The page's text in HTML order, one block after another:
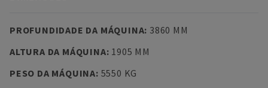
PROFUNDIDADE DA MÁQUINA: 3860 MM
ALTURA DA MÁQUINA: 1905 MM
PESO DA MÁQUINA: 5550 KG